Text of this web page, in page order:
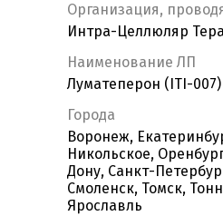
Организация,
Интра-Целлюляр
Наименование ЛП
Луматеперон (ITI-007)
Города
Воронеж,
Никольское,
Дону, Санкт-
Смоленск, Томск,
Ярославль